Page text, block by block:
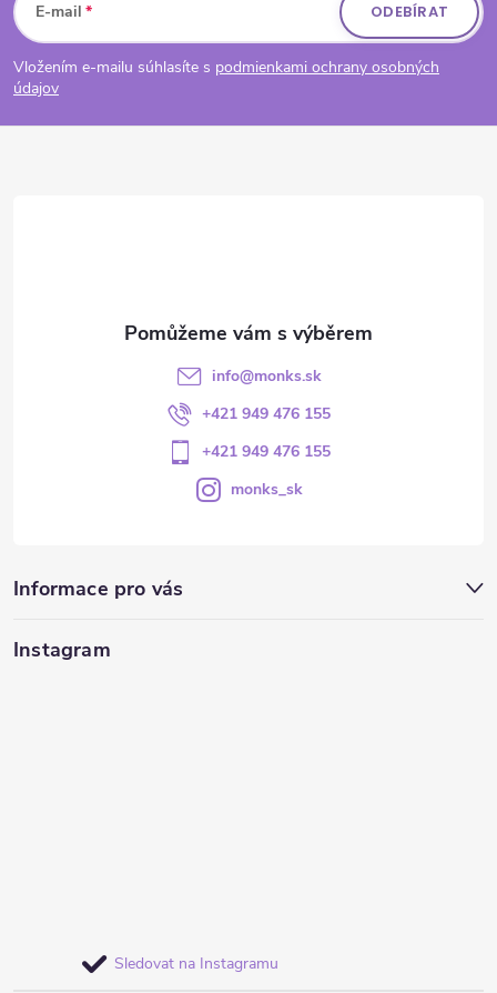
E-mail
Vložením e-mailu súhlasíte s podmienkami ochrany osobných
údajov
ODEBÍRAT
Informace pro vás
info@monks.sk
+421 949 476 155
+421 949 476 155
monks_sk
Instagram
Sledovat na Instagramu